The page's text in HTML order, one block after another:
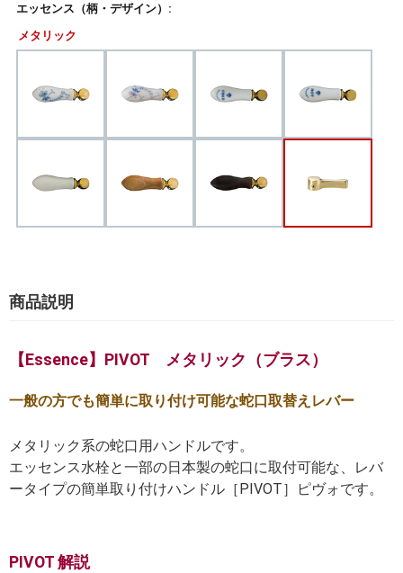
エッセンス（柄・デザイン）:
メタリック
商品説明
【Essence】PIVOT メタリック（ブラス）
一般の方でも簡単に取り付け可能な蛇口取替えレバー
メタリック系の蛇口用ハンドルです。
エッセンス水栓と一部の日本製の蛇口に取付可能な、レバ
ータイプの簡単取り付けハンドル［PIVOT］ピヴォです。
PIVOT 解説